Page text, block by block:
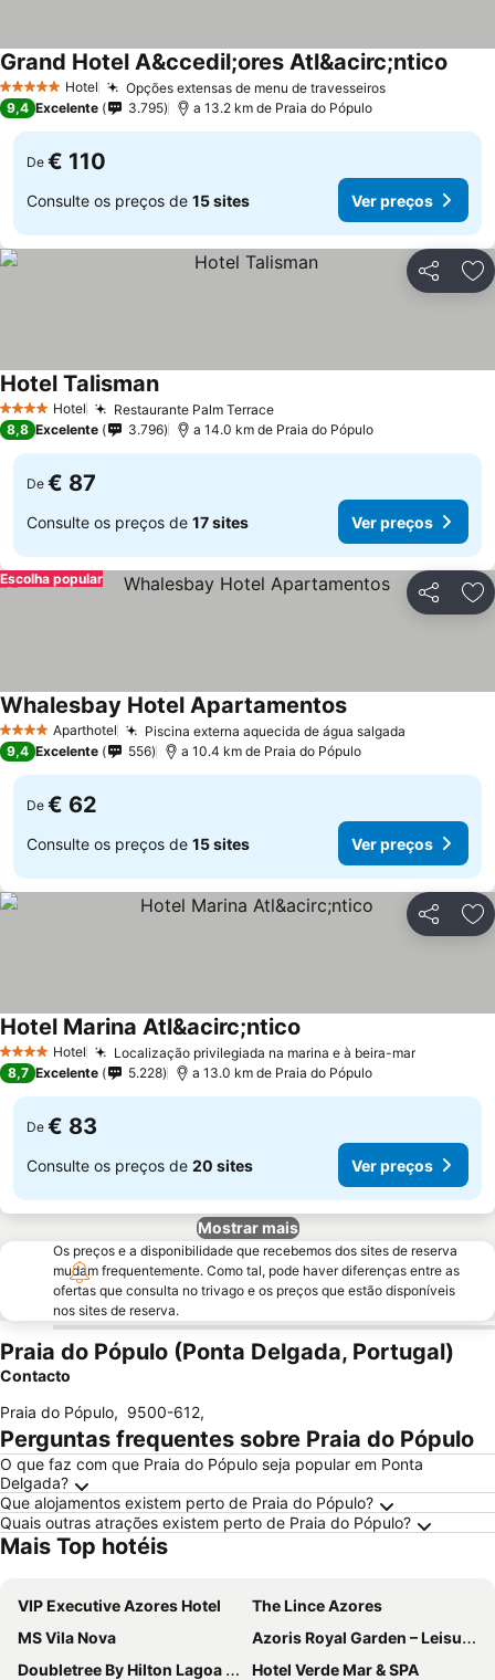
5 Estrelas Hotel Opções extensas de menu de travesseiros
Grand Hotel A&ccedil;ores Atl&acirc;ntico
9,4 Excelente 3.795 a 13.2 km de Praia do Pópulo
De € 110
Consulte os preços de 15 sites Ver preços
Partilhar
4 EstrelasHotel Restaurante Palm Terrace
Hotel Talisman
8,8 Excelente 3.796 a 14.0 km de Praia do Pópulo
De € 87
Consulte os preços de 17 sites Ver preços
Partilhar
Escolha popular
4 EstrelasAparthotel Piscina externa aquecida de água salgada
Whalesbay Hotel Apartamentos
9,4 Excelente 556 a 10.4 km de Praia do Pópulo
De € 62
Consulte os preços de 15 sites Ver preços
Partilhar
4 EstrelasHotel Localização privilegiada na marina e à beira-mar
Hotel Marina Atl&acirc;ntico
8,7 Excelente 5.228 a 13.0 km de Praia do Pópulo
De € 83
Consulte os preços de 20 sites Ver preços
Mostrar mais
Os preços e a disponibilidade que recebemos dos sites de reserva
mudam frequentemente. Como tal, pode haver diferenças entre as
ofertas que consulta no trivago e os preços que estão disponíveis
nos sites de reserva.
Praia do Pópulo (Ponta Delgada, Portugal)
Contacto
Praia do Pópulo, 9500-612,
Perguntas frequentes sobre Praia do Pópulo
O que faz com que Praia do Pópulo seja popular em Ponta
Delgada?
Que alojamentos existem perto de Praia do Pópulo?
Quais outras atrações existem perto de Praia do Pópulo?
Mais Top hotéis
VIP Executive Azores Hotel
The Lince Azores
MS Vila Nova
Azoris Royal Garden – Leisure & Conference Hotel
Doubletree By Hilton Lagoa Azores
Hotel Verde Mar & SPA